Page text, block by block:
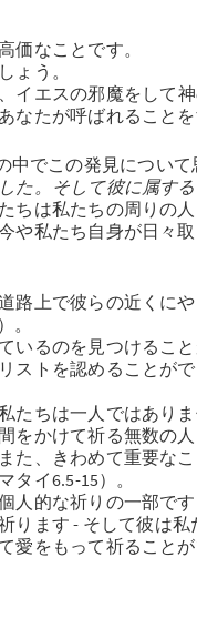
価なことです。
ょう。
イエスの邪魔をして
なたが呼ばれること
でこの発見について
た。そして彼に属す
ちは私たちの周りの
や私たち自身が日々
路上で彼らの近くに
。
いるのを見つけるこ
ストを認めることがで
たちは一人ではありま
かけて祈る無数の人
た、きわめて重要な
イ6.5-15）。
人的な祈りの一部です
ます - そして彼は私
愛をもって祈ること